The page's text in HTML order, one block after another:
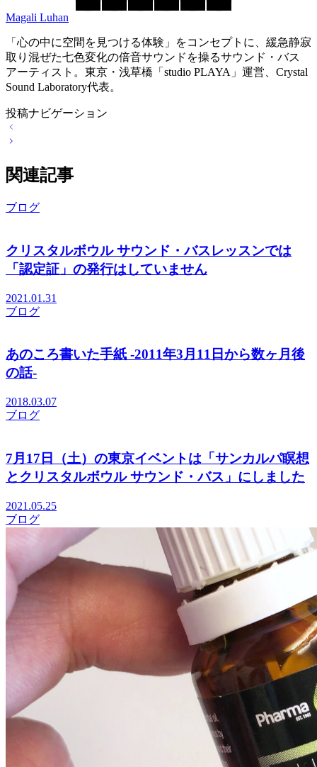
Magali Luhan
「心の中に空間を見つける体験」をコンセプトに、緩急静寂
取り混ぜた七色変化の倍音サウンドを操るサウンド・バス
アーティスト。東京・浅草橋「studio PLAYA」運営、Crystal
Sound Laboratory代表。
投稿ナビゲーション
関連記事
ブログ
クリスタルボウル サウンド・バスレッスンでは
「認定証」の発行はしていません
2021.01.31
ブログ
あのころ書いた手紙 -2011年3月11日から数ヶ月後
の話-
2018.03.07
ブログ
7月17日（土）の東京イベントは「サンカルパ瞑想
とクリスタルボウル サウンド・バス」にしました
2021.05.25
ブログ